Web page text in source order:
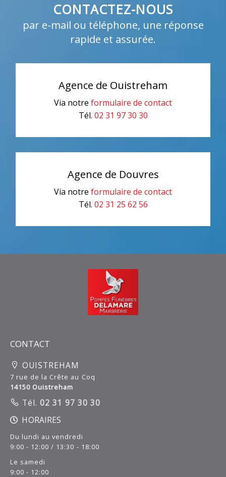
CONTACTEZ-NOUS
par e-mail ou téléphone, une réponse
rapide et assurée.
Agence de Ouistreham
Via notre formulaire de contact
Tél. 02 31 97 30 30
Agence de Douvres
Via notre formulaire de contact
Tél. 02 31 25 62 56
CONTACT
OUISTREHAM
7 rue de la Crête au Coq
14150 Ouistreham
Tél. 02 31 97 30 30
HORAIRES
Du lundi au vendredi
9:00 - 12:00 / 13:30 - 18:00
Le samedi
9:00 - 12:00